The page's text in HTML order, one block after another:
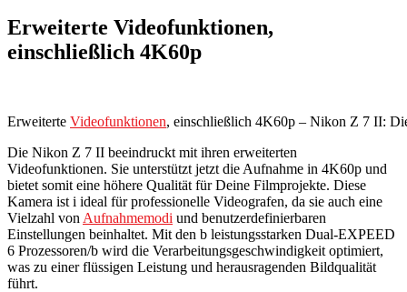
Erweiterte Videofunktionen,
einschließlich 4K60p
Erweiterte Videofunktionen, einschließlich 4K60p – Nikon Z 7 II:
Die Nikon Z 7 II beeindruckt mit ihren erweiterten
Videofunktionen. Sie unterstützt jetzt die Aufnahme in 4K60p und
bietet somit eine höhere Qualität für Deine Filmprojekte. Diese
Kamera ist i ideal für professionelle Videografen, da sie auch eine
Vielzahl von Aufnahmemodi und benutzerdefinierbaren
Einstellungen beinhaltet. Mit den b leistungsstarken Dual-EXPEED
6 Prozessoren/b wird die Verarbeitungsgeschwindigkeit optimiert,
was zu einer flüssigen Leistung und herausragenden Bildqualität
führt.